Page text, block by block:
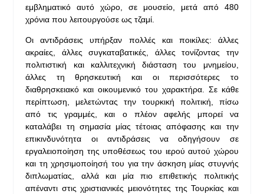
εμβληματικό αυτό χώρο, σε μουσείο, μετά από 480
χρόνια που λειτουργούσε ως τζαμί.
Οι αντιδράσεις υπήρξαν πολλές και ποικίλες: άλλες
ακραίες, άλλες συγκαταβατικές, άλλες τονίζοντας την
πολιτιστική και καλλιτεχνική διάσταση του μνημείου,
άλλες τη θρησκευτική και οι περισσότερες το
διαθρησκειακό και οικουμενικό του χαρακτήρα. Σε κάθε
περίπτωση, μελετώντας την τουρκική πολιτική, πίσω
από τις γραμμές, και ο πλέον αφελής μπορεί να
καταλάβει τη σημασία μίας τέτοιας απόφασης και την
επικινδυνότητα οι αντιδράσεις να οδηγήσουν σε
εργαλειοποίηση της υποθέσεως του ιερού αυτού χώρου
και τη χρησιμοποίησή του για την άσκηση μίας στυγνής
διπλωματίας, αλλά και μία πιο επιθετικής πολιτικής
απέναντι στις χριστιανικές μειονότητες της Τουρκίας και